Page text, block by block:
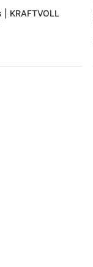
KRAFTVOLL